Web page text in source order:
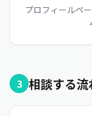
プロフィールペ
3 相談する流